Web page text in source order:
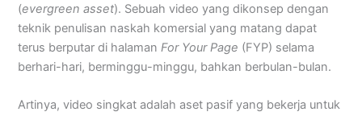
(evergreen asset). Sebuah video yang dikonsep dengan
teknik penulisan naskah komersial yang matang dapat
terus berputar di halamanFor Your Page (FYP) selama
berhari-hari, berminggu-minggu, bahkan berbulan-bulan.
Artinya, video singkat adalah aset pasif yang bekerja untuk